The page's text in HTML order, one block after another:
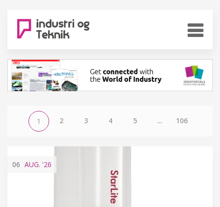
1 2 3 4 5 ... 106
06 AUG. '26